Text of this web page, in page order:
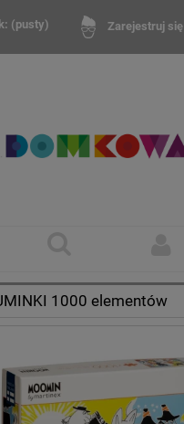
Zarejestruj się
(pusty)
1000 elementów